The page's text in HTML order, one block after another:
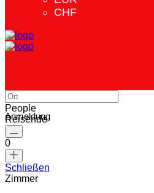
CHF
Anmeldung
People
Reisende
0
Schließen
Zimmer